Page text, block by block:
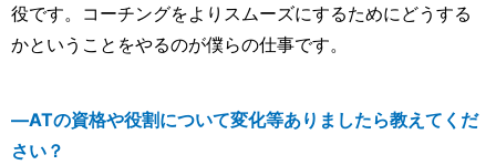
役です。コーチングをよりスムーズにするためにどうする
かということをやるのが僕らの仕事です。
―ATの資格や役割について変化等ありましたら教えてくだ
さい？